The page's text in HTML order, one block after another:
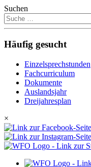
Suchen
Häufig gesucht
Einzelsprechstunden
Fachcurriculum
Dokumente
Auslandsjahr
Dreijahresplan
×